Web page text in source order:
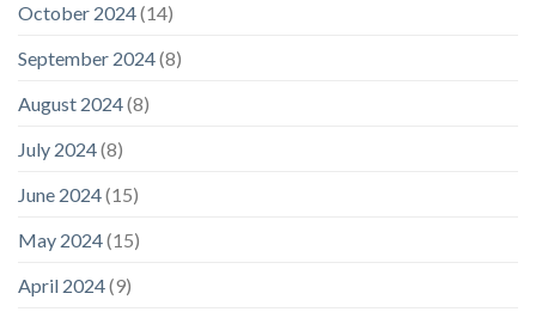
October 2024(14)
September 2024(8)
August 2024(8)
July 2024(8)
June 2024(15)
May 2024(15)
April 2024(9)